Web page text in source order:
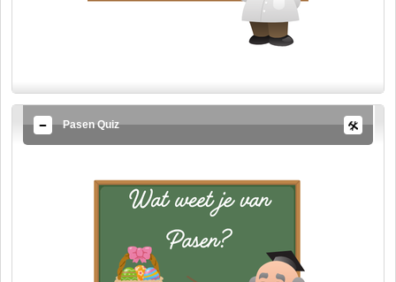
Pasen Quiz